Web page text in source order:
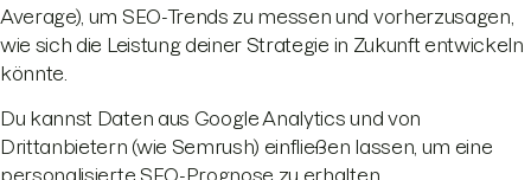
Average), um SEO-Trends zu messen und vorherzusagen,
wie sich die Leistung deiner Strategie in Zukunft entwickeln
könnte.
Du kannst Daten aus Google Analytics und von
Drittanbietern (wie Semrush) einfließen lassen, um eine
personalisierte SEO-Prognose zu erhalten.